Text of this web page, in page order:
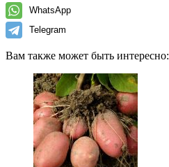
WhatsApp
Telegram
Вам также может быть интересно: